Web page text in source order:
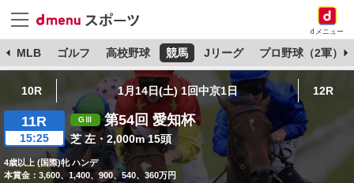
dメニュー
MLB ゴルフ 高校野球 競馬 Jリーグ プロ野球（2軍）
10R 1月14日(土) 1回中京1日 12R
11R
15:25
第54回 愛知杯
芝 左・2,000m 15頭
4歳以上 (国際)牝 ハンデ
本賞金：3,600、1,400、900、540、360万円